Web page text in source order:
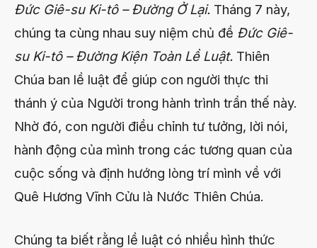
Đức Giê-su Ki-tô – Đường Ở Lại. Tháng 7 này,
chúng ta cùng nhau suy niệm chủ đề Đức Giê-
su Ki-tô – Đường Kiện Toàn Lề Luật. Thiên
Chúa ban lề luật để giúp con người thực thi
thánh ý của Người trong hành trình trần thế này.
Nhờ đó, con người điều chỉnh tư tưởng, lời nói,
hành động của mình trong các tương quan của
cuộc sống và định hướng lòng trí mình về với
Quê Hương Vĩnh Cửu là Nước Thiên Chúa.
Chúng ta biết rằng lề luật có nhiều hình thức